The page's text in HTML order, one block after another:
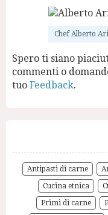
Chef Alberto
Spero ti siano
commenti o
tuo Feedback.
Antipasti di carne
Cucina etnica
Primi di carne